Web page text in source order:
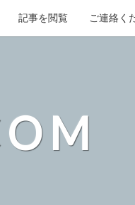
記事を閲覧 ご連絡く